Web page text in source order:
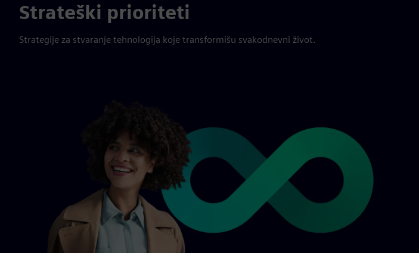
Strateški prioriteti
Strategije za stvaranje tehnologija koje transformišu svakodnevni život.